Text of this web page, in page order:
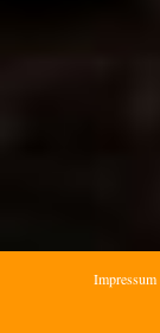
Impressum